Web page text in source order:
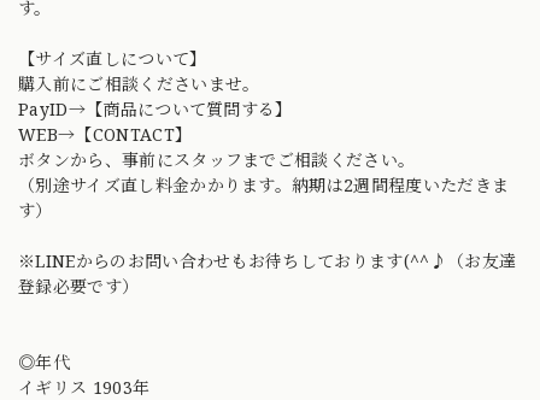
す。
【サイズ直しについて】
購入前にご相談くださいませ。
PayID→【商品について質問する】
WEB→【CONTACT】
ボタンから、事前にスタッフまでご相談ください。
（別途サイズ直し料金かかります。納期は2週間程度いただきま
す）
※LINEからのお問い合わせもお待ちしております(^^♪（お友達
登録必要です）
◎年代
イギリス 1903年